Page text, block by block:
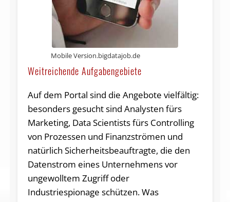
Mobile Version.bigdatajob.de
Weitreichende Aufgabengebiete
Auf dem Portal sind die Angebote vielfältig:
besonders gesucht sind Analysten fürs
Marketing, Data Scientists fürs Controlling
von Prozessen und Finanzströmen und
natürlich Sicherheitsbeauftragte, die den
Datenstrom eines Unternehmens vor
ungewolltem Zugriff oder
Industriespionage schützen. Was